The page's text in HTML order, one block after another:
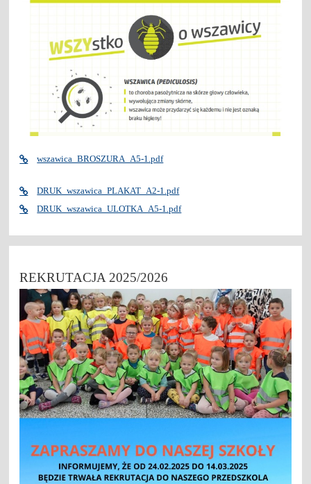
wszawica_BROSZURA_A5-1.pdf
DRUK_wszawica_PLAKAT_A2-1.pdf
DRUK_wszawica_ULOTKA_A5-1.pdf
REKRUTACJA 2025/2026